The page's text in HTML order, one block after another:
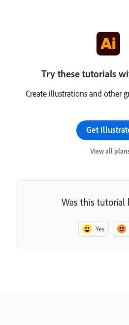
Try these tutorials
Create illustrations and other
Get
View all
Was this tutorial
Yes